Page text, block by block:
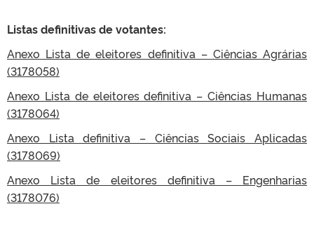
Listas definitivas de votantes:
Anexo Lista de eleitores definitiva – Ciências Agrárias
(3178058)
Anexo Lista de eleitores definitiva – Ciências Humanas
(3178064)
Anexo Lista definitiva – Ciências Sociais Aplicadas
(3178069)
Anexo Lista de eleitores definitiva – Engenharias
(3178076)